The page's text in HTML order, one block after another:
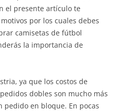
el presente artículo te
por los cuales debes
camisetas de fútbol
la importancia de
ya que los costos de
dobles son mucho más
pedido en bloque. En pocas